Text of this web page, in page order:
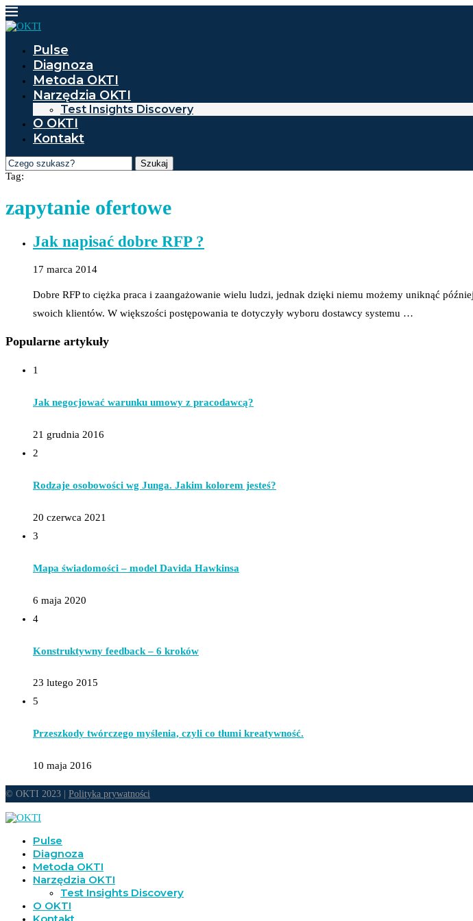
Pulse
Diagnoza
Metoda OKTI
Narzędzia OKTI
Test Insights Discovery
O OKTI
Kontakt
Szukaj
Tag:
zapytanie ofertowe
Jak napisać dobre RFP ?
17 marca 2014
Dobre RFP to ciężka praca i zaangażowanie wielu ludzi, jednak dzięki niemu możemy uniknąć
swoich klientów. W większości postępowania te dotyczyły wyboru dostawcy systemu …
Popularne artykuły
1
Jak negocjować warunku umowy z pracodawcą?
21 grudnia 2016
2
Rodzaje osobowości wg Junga. Jakim kolorem jesteś?
20 czerwca 2021
3
Mapa świadomości – model Davida Hawkinsa
6 maja 2020
4
Konstruktywny feedback – 6 kroków
23 lutego 2015
5
Przeszkody twórczego myślenia, czyli co tłumi kreatywność.
10 maja 2016
© OKTI 2023 | Polityka prywatności
Pulse
Diagnoza
Metoda OKTI
Narzędzia OKTI
Test Insights Discovery
O OKTI